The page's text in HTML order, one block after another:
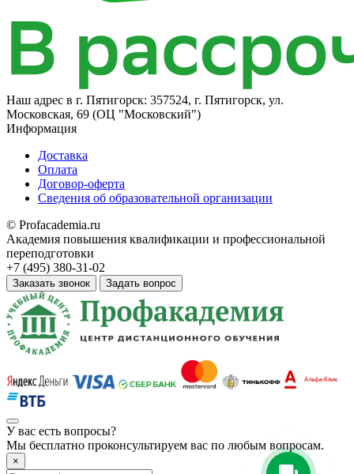
Наш адрес в г. Пятигорск: 357524, г. Пятигорск, ул.
Московская, 69 (ОЦ "Московский")
Информация
Доставка
Оплата
Договор-оферта
Сведения об образовательной организации
© Profacademia.ru
Академия повышения квалификации и профессиональной
переподготовки
+7 (495) 380-31-02
Заказать звонок Задать вопрос
У вас есть вопросы?
Мы бесплатно проконсультируем вас по любым вопросам.
×